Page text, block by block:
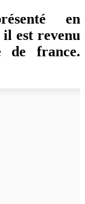
en
il est revenu
de france.